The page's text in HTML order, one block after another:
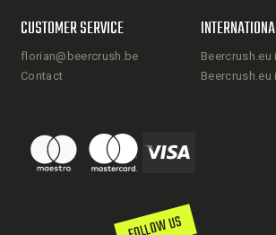
CUSTOMER SERVICE
florian@beercrush.be
Contact
Beercrush.eu
Beercrush.eu